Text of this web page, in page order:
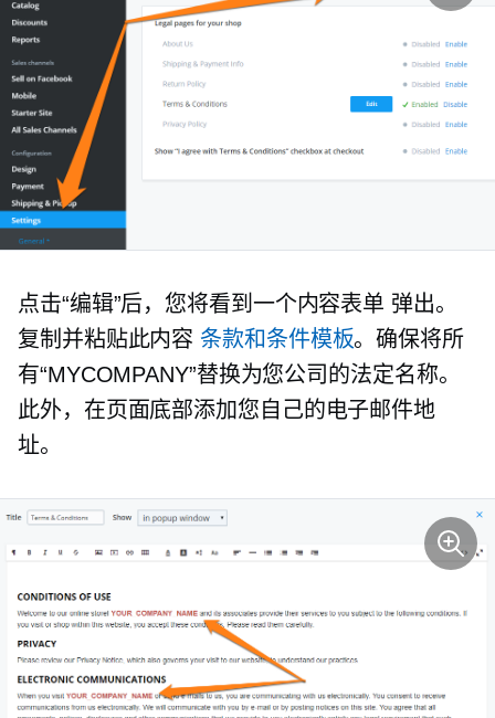
点击“编辑”后，您将看到一个内容表单 弹出。
复制并粘贴此内容条款和条件模板。确保将所
有“MYCOMPANY”替换为您公司的法定名称。
此外，在页面底部添加您自己的电子邮件地
址。